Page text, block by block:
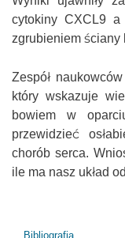
cytokiny CXCL9 a
zgrubieniem ściany
Zespół
który wskazuje
bowiem w
przewidzieć
chorób serca.
ile ma nasz układ
Bibliografia